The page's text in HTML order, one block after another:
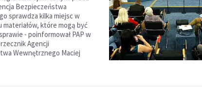
Bezpieczeństwa
sprawdza kilka miejsc w
materiałów, które mogą być
- poinformował PAP w
Agencji
Wewnętrznego Maciej